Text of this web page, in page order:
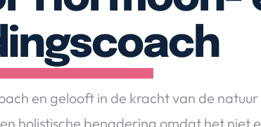
en gelooft in de kracht van de natuur
holistische benadering omdat het niet